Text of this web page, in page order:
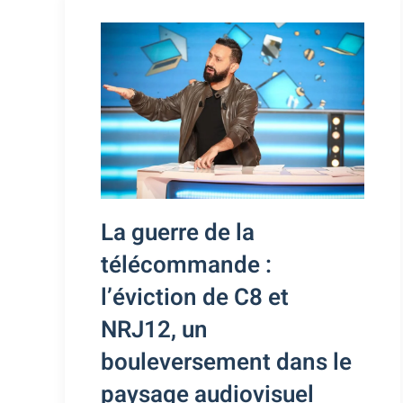
La guerre de la
télécommande :
l’éviction de C8 et
NRJ12, un
bouleversement dans le
paysage audiovisuel